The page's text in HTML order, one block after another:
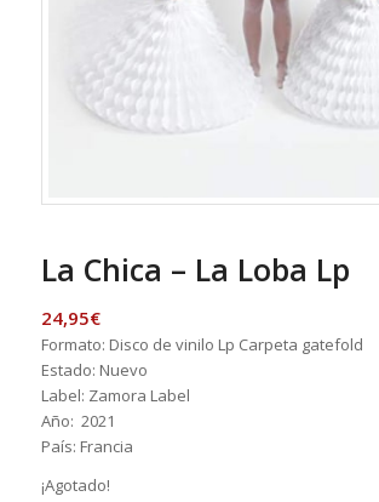
La Chica – La Loba Lp
24,95€
Formato: Disco de vinilo Lp Carpeta gatefold
Estado: Nuevo
Label: Zamora Label
Año: 2021
País: Francia
¡Agotado!